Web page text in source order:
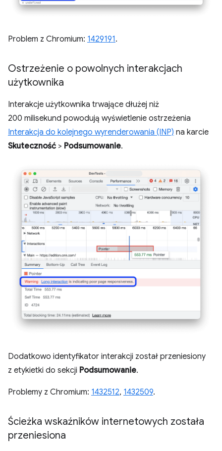
Problem z Chromium: 1429191.
Ostrzeżenie o powolnych interakcjach
użytkownika
Interakcje użytkownika trwające dłużej niż
200 milisekund powodują wyświetlenie ostrzeżenia
Interakcja do kolejnego wyrenderowania (INP) na karcie
Skuteczność > Podsumowanie.
Dodatkowo identyfikator interakcji został przeniesiony
z etykietki do sekcji Podsumowanie.
Problemy z Chromium: 1432512, 1432509.
Ścieżka wskaźników internetowych została
przeniesiona